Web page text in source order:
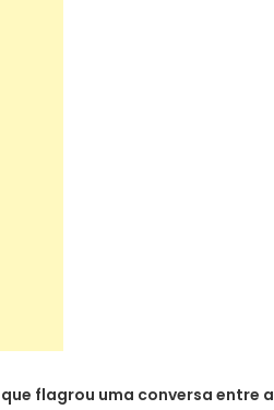
flagrou uma conversa entre a